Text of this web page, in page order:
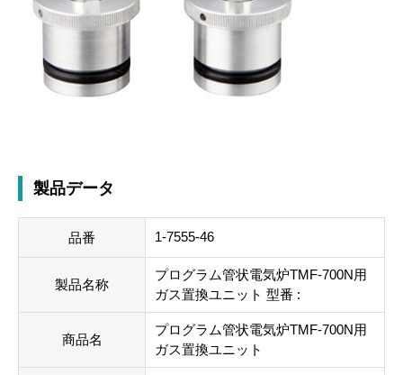
製品データ
品番 1-7555-46
製品名称
プログラム管状電気炉TMF-700N用
ガス置換ユニット 型番 :
商品名
プログラム管状電気炉TMF-700N用
ガス置換ユニット